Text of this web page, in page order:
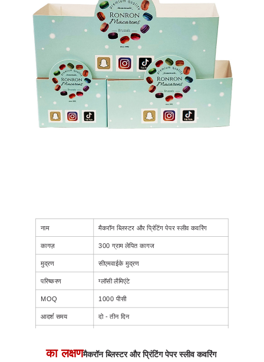
नाम मैकरॉन ब्लिस्टर और प्रिंटिंग पेपर स्लीव कवरिंग
कागज़ 300 ग्राम लेपित कागज
मुद्रण सीएमवाईके मुद्रण
परिष्करण ग्लॉसी लैमिएंटे
MOQ 1000 पीसी
आदर्श समय दो - तीन दिन
का लक्षणमैकरॉन ब्लिस्टर और प्रिंटिंग पेपर स्लीव कवरिंग